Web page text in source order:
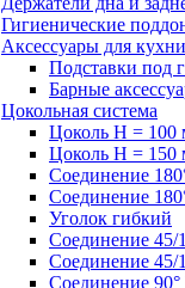
Гигиенические
Аксессуары для кухни
Подставки под
Барные
Цокольная система
Цоколь H = 100
Цоколь H = 150
Соединение
Соединение
Уголок гибкий
Соединение 45/
Соединение 45/
Соединение